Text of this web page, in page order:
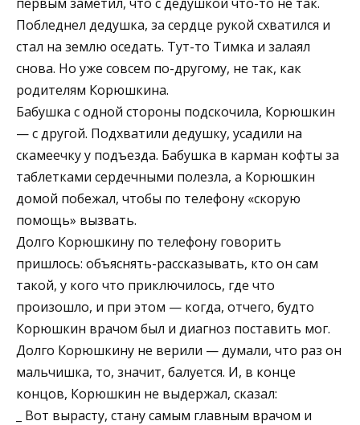
Побледнел дедушка, за сердце рукой схватился и
стал на землю оседать. Тут-то Тимка и залаял
снова. Но уже совсем по-другому, не так, как
родителям Корюшкина.
Бабушка с одной стороны подскочила, Корюшкин
— с другой. Подхватили дедушку, усадили на
скамеечку у подъезда. Бабушка в карман кофты за
таблетками сердечными полезла, а Корюшкин
домой побежал, чтобы по телефону «скорую
помощь» вызвать.
Долго Корюшкину по телефону говорить
пришлось: объяснять-рассказывать, кто он сам
такой, у кого что приключилось, где что
произошло, и при этом — когда, отчего, будто
Корюшкин врачом был и диагноз поставить мог.
Долго Корюшкину не верили — думали, что раз он
мальчишка, то, значит, балуется. И, в конце
концов, Корюшкин не выдержал, сказал:
_ Вот вырасту, стану самым главным врачом и